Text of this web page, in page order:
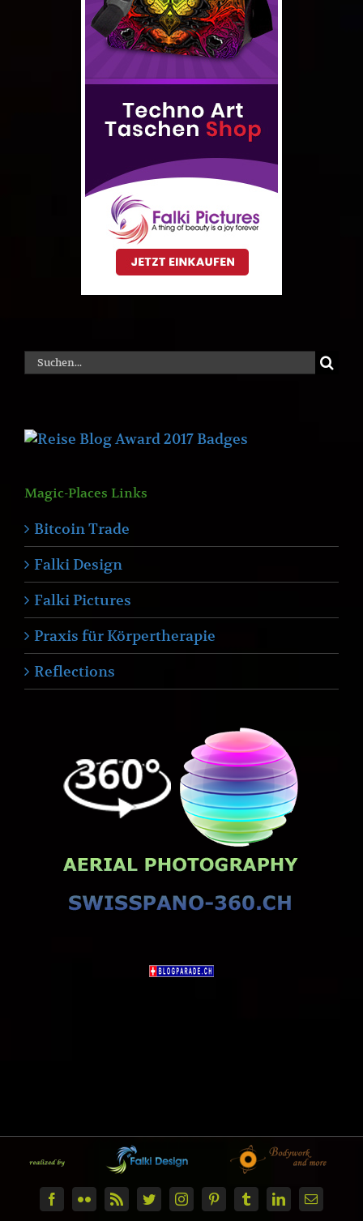
Suche
nach:
Magic-Places Links
Bitcoin Trade
Falki Design
Falki Pictures
Praxis für Körpertherapie
Reflections
FacebookFlickrRss TwitterInstagramPinterestTumblrLinkedIn
E-